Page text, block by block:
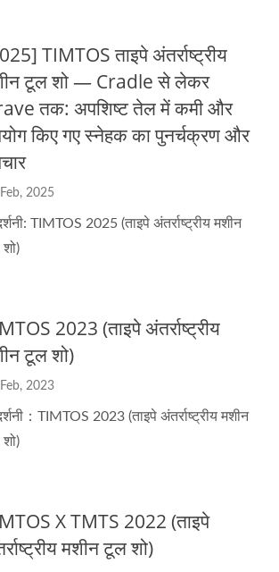
TIMTOS ताइपे अंतर्राष्ट्रीय
टूल शो — Cradle से लेकर
तक: अपशिष्ट तेल में कमी और
किए गए स्नेहक का पुनर्चक्रण और
2025
TIMTOS 2025 (ताइपे अंतर्राष्ट्रीय मशीन
2023 (ताइपे अंतर्राष्ट्रीय
टूल शो)
2023
：TIMTOS 2023 (ताइपे अंतर्राष्ट्रीय मशीन
X TMTS 2022 (ताइपे
मशीन टूल शो)